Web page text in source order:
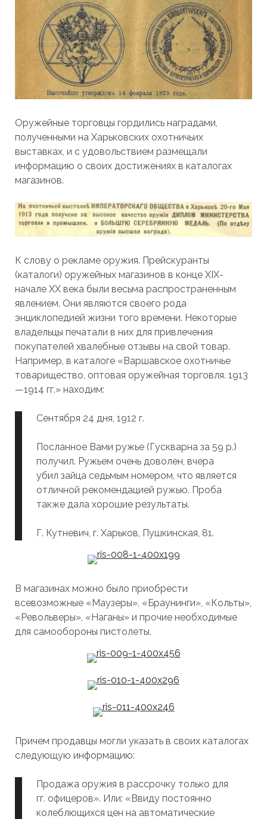
Оружейные торговцы гордились наградами,
полученными на Харьковских охотничьих
выставках, и с удовольствием размещали
информацию о своих достижениях в каталогах
магазинов.
К слову о рекламе оружия. Прейскуранты
(каталоги) оружейных магазинов в конце XIX-
начале XX века были весьма распространенным
явлением. Они являются своего рода
энциклопедией жизни того времени. Некоторые
владельцы печатали в них для привлечения
покупателей хвалебные отзывы на свой товар.
Например, в каталоге «Варшавское охотничье
товарищество, оптовая оружейная торговля. 1913
—1914 гг.» находим:
Сентября 24 дня, 1912 г.
Посланное Вами ружье (Гускварна за 59 р.)
получил. Ружьем очень доволен, вчера
убил зайца седьмым номером, что является
отличной рекомендацией ружью. Проба
также дала хорошие результаты.
Г. Кутневич, г. Харьков, Пушкинская, 81.
В магазинах можно было приобрести
всевозможные «Маузеры», «Браунинги», «Кольты»,
«Револьверы», «Наганы» и прочие необходимые
для самообороны пистолеты.
Причем продавцы могли указать в своих каталогах
следующую информацию:
Продажа оружия в рассрочку только для
гг. офицеров». Или: «Ввиду постоянно
колеблющихся цен на автоматические